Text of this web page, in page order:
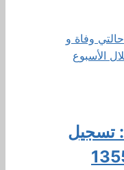
تسجيل
وفاة و 1355